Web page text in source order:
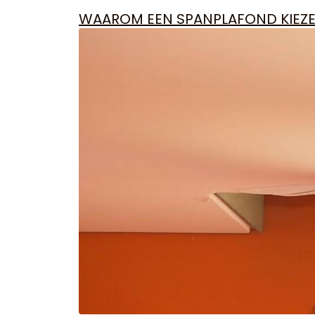
WAAROM EEN SPANPLAFOND